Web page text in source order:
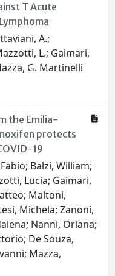
T Acute
A.;
L.; Gaimari,
G. Martinelli
the Emilia-
protects
19
Balzi, William;
Lucia; Gaimari,
Maltoni,
Michela; Zanoni,
Nanni, Oriana;
De Souza,
Mazza,